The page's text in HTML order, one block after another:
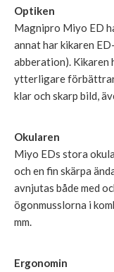
Optiken
Magnipro Miyo ED
annat har kikaren
abberation). Kikaren
ytterligare förbättrar
klar och skarp bild,
Okularen
Miyo EDs stora
och en fin skärpa
avnjutas både med
ögonmusslorna i
mm.
Ergonomin